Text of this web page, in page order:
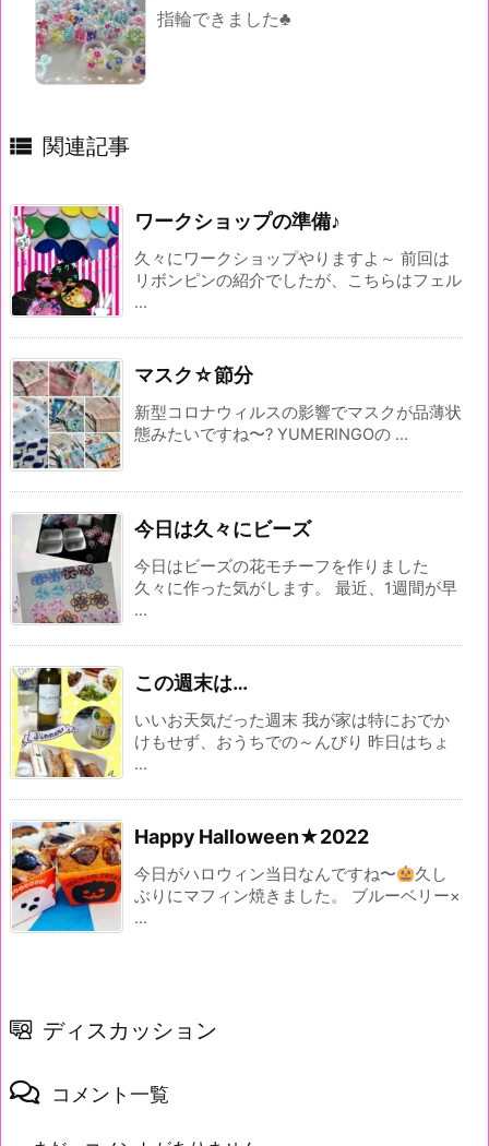
指輪できました♣
 関連記事
ワークショップの準備♪
久々にワークショップやりますよ～ 前回は
リボンピンの紹介でしたが、こちらはフェル
...
マスク☆節分
新型コロナウィルスの影響でマスクが品薄状
態みたいですね〜? YUMERINGOの ...
今日は久々にビーズ
今日はビーズの花モチーフを作りました
久々に作った気がします。 最近、1週間が早
...
この週末は…
いいお天気だった週末 我が家は特におでか
けもせず、おうちでの～んびり 昨日はちょ
...
Happy Halloween★2022
今日がハロウィン当日なんですね〜
久し
ぶりにマフィン焼きました。 ブルーベリー×
...
ディスカッション
コメント一覧